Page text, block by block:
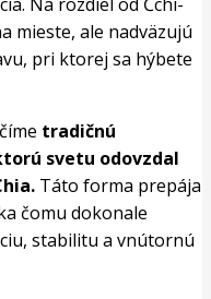
mieste, ale nadväzujú
pri ktorej sa hýbete
tradičnú
svetu odovzdal
Táto forma prepája
čomu dokonale
stabilitu a vnútornú